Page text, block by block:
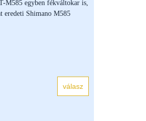
M585 egyben fékváltokar is,
eredeti Shimano M585